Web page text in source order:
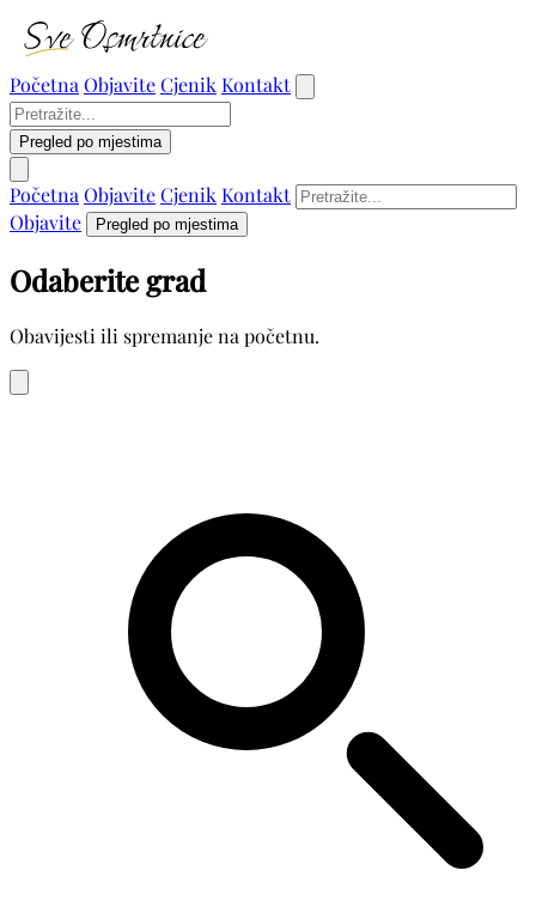
Početna ObjaviteCjenik Kontakt
Pregled po mjestima
Početna ObjaviteCjenik Kontakt
Objavite
Pregled po mjestima
Odaberite grad
Obavijesti ili spremanje na početnu.